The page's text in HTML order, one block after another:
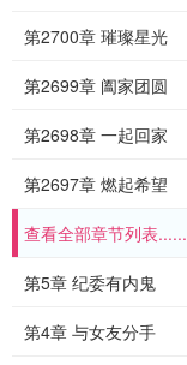
第2700章 璀璨星光
第2699章 阖家团圆
第2698章 一起回家
第2697章 燃起希望
查看全部章节列表......
第5章 纪委有内鬼
第4章 与女友分手